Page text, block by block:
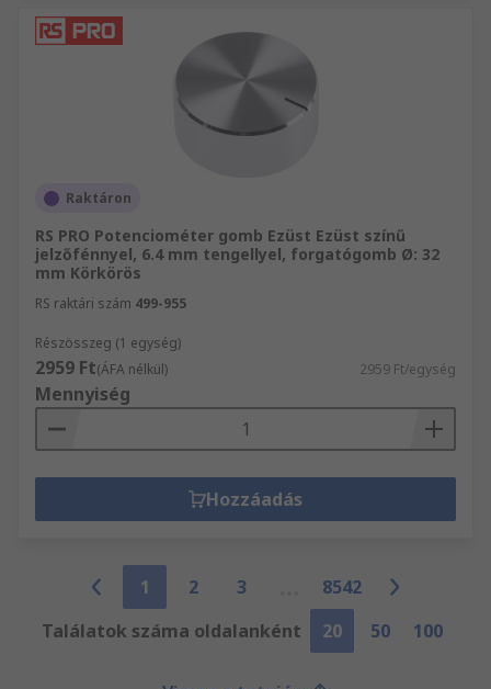
Raktáron
RS PRO Potenciométer gomb Ezüst Ezüst színű
jelzőfénnyel, 6.4 mm tengellyel, forgatógomb Ø: 32
mm Körkörös
RS raktári szám 499-955
Részösszeg (1 egység)
2959 Ft(ÁFA nélkül) 2959 Ft/egység
Mennyiség
Hozzáadás
1 2 3
8542
Találatok száma oldalanként
20 50 100